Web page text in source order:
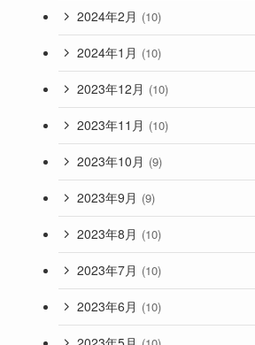
2024年2月 (10)
2024年1月 (10)
2023年12月 (10)
2023年11月 (10)
2023年10月 (9)
2023年9月 (9)
2023年8月 (10)
2023年7月 (10)
2023年6月 (10)